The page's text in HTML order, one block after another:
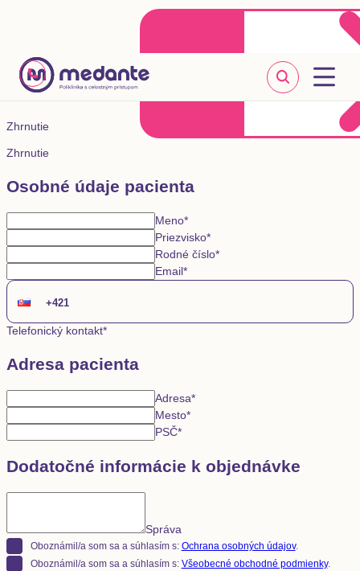
Klientske centrum
+421 2 20 302 303
Zhrnutie
Zhrnutie
Osobné údaje pacienta
Meno*
Priezvisko*
Rodné číslo*
Email*
Telefonický kontakt*
Adresa pacienta
Adresa*
Mesto*
PSČ*
Dodatočné informácie k objednávke
Správa
Oboznámil/a som sa a súhlasím s: Ochrana osobných údajov.
Oboznámil/a som sa a súhlasím s: Všeobecné obchodné podmienky.